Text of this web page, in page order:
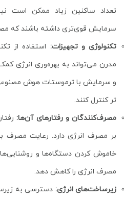
تعداد ساکنین زیاد ممکن است
سرمایش قوی‌تری داشته باشند که
تکنولوژی و تجهیزات: استفاده از
مدرن می‌تواند به بهره‌وری انرژی
و سرمایش با ترموستات هوش
تر کنترل کنند.
مصرف‌کنندگان و رفتارهای آن‌ها:
بر مصرف انرژی دارد. رعایت مصرف
خاموش کردن دستگاه‌ها و
مصرف انرژی را کاهش دهد.
زیرساخت‌های انرژی: دسترسی به